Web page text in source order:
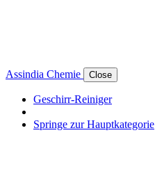
Assindia Chemie Close
Geschirr-Reiniger
Springe zur Hauptkategorie